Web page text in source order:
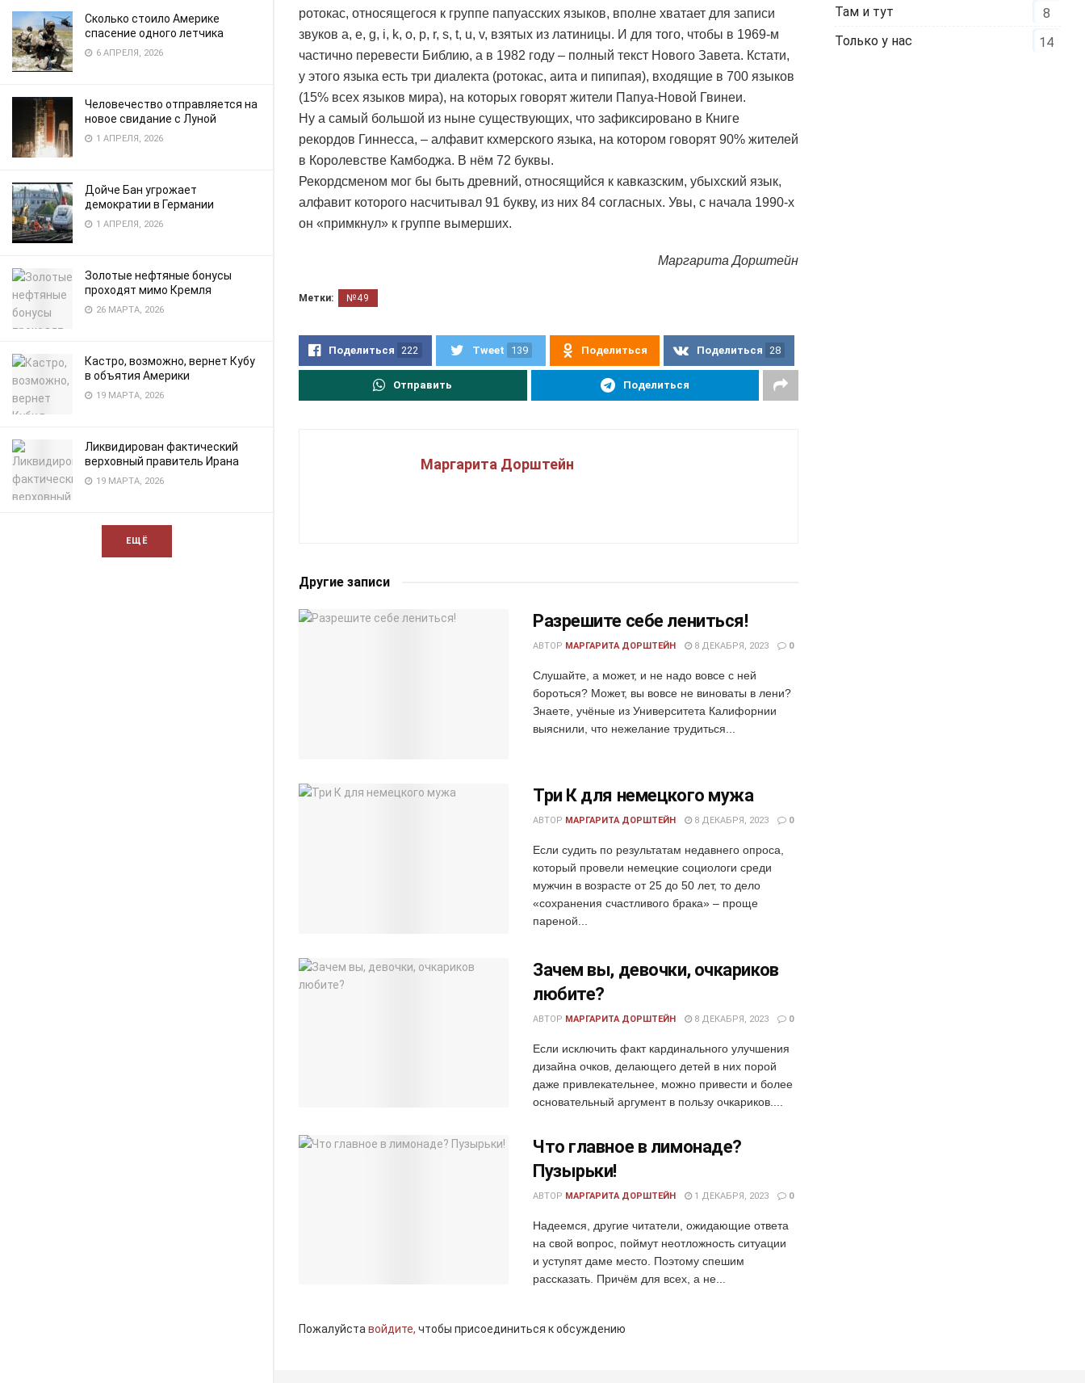
Сколько стоило Америке
спасение одного летчика
6 АПРЕЛЯ, 2026
Человечество отправляется на
новое свидание с Луной
1 АПРЕЛЯ, 2026
Дойче Бан угрожает
демократии в Германии
1 АПРЕЛЯ, 2026
Золотые нефтяные бонусы
проходят мимо Кремля
26 МАРТА, 2026
Кастро, возможно, вернет Кубу
в объятия Америки
19 МАРТА, 2026
Ликвидирован фактический
верховный правитель Ирана
19 МАРТА, 2026
ЕЩЁ
ротокас, относящегося к группе папуасских языков, вполне хватает для записи
звуков a, e, g, i, k, o, p, r, s, t, u, v, взятых из латиницы. И для того, чтобы в 1969-м
частично перевести Библию, а в 1982 году – полный текст Нового Завета. Кстати,
у этого языка есть три диалекта (ротокас, аита и пипипая), входящие в 700 языков
(15% всех языков мира), на которых говорят жители Папуа-Новой Гвинеи.
Ну а самый большой из ныне существующих, что зафиксировано в Книге
рекордов Гиннесса, – алфавит кхмерского языка, на котором говорят 90% жителей
в Королевстве Камбоджа. В нём 72 буквы.
Рекордсменом мог бы быть древний, относящийся к кавказским, убыхский язык,
алфавит которого насчитывал 91 букву, из них 84 согласных. Увы, с начала 1990-х
он «примкнул» к группе вымерших.
Маргарита Дорштейн
Метки: №49
Поделиться 222 Tweet 139 Поделиться Поделиться 28
Отправить Поделиться
Маргарита Дорштейн
Другие записи
Разрешите себе лениться!
АВТОР МАРГАРИТА ДОРШТЕЙН 8 ДЕКАБРЯ, 2023 0
Слушайте, а может, и не надо вовсе с ней
бороться? Может, вы вовсе не виноваты в лени?
Знаете, учёные из Университета Калифорнии
выяснили, что нежелание трудиться...
Три К для немецкого мужа
АВТОР МАРГАРИТА ДОРШТЕЙН 8 ДЕКАБРЯ, 2023 0
Если судить по результатам недавнего опроса,
который провели немецкие социологи среди
мужчин в возрасте от 25 до 50 лет, то дело
«сохранения счастливого брака» – проще
пареной...
Зачем вы, девочки, очкариков
любите?
АВТОР МАРГАРИТА ДОРШТЕЙН 8 ДЕКАБРЯ, 2023 0
Если исключить факт кардинального улучшения
дизайна очков, делающего детей в них порой
даже привлекательнее, можно привести и более
основательный аргумент в пользу очкариков....
Что главное в лимонаде?
Пузырьки!
АВТОР МАРГАРИТА ДОРШТЕЙН 1 ДЕКАБРЯ, 2023 0
Надеемся, другие читатели, ожидающие ответа
на свой вопрос, поймут неотложность ситуации
и уступят даме место. Поэтому спешим
рассказать. Причём для всех, а не...
Пожалуйста войдите, чтобы присоединиться к обсуждению
Там и тут
8
Только у нас
14